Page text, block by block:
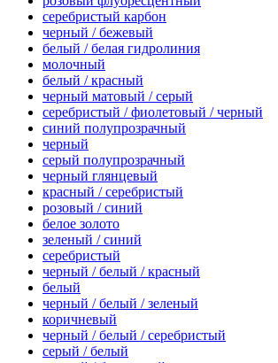
серебристый карбон
черный / бежевый
белый / белая гидролиния
молочный
белый / красный
черный матовый / серый
серебристый / фиолетовый / черный
синий полупрозрачный
черный
серый полупрозрачный
черный глянцевый
красный / серебристый
розовый / синий
белое золото
зеленый / синий
серебристый
черный / белый / красный
белый
черный / белый / зеленый
коричневый
черный / белый / серебристый
серый / белый